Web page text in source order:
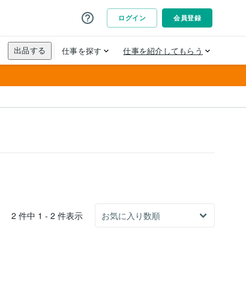
2 件中 1 - 2 件表示